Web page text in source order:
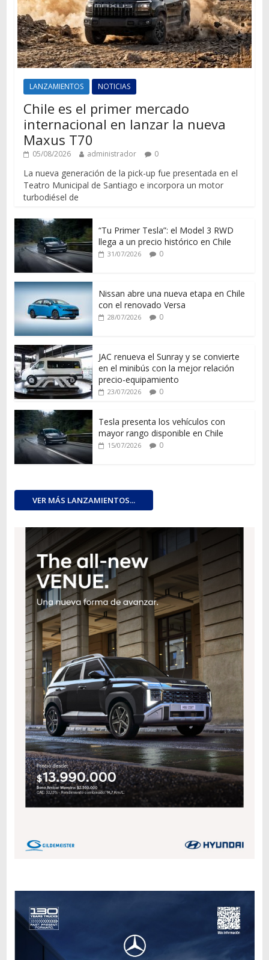
LANZAMIENTOS NOTICIAS
Chile es el primer mercado
internacional en lanzar la nueva
Maxus T70
05/08/2026 administrador 0
La nueva generación de la pick-up fue presentada en el
Teatro Municipal de Santiago e incorpora un motor
turbodiésel de
“Tu Primer Tesla”: el Model 3 RWD
llega a un precio histórico en Chile
31/07/2026 0
Nissan abre una nueva etapa en Chile
con el renovado Versa
28/07/2026 0
JAC renueva el Sunray y se convierte
en el minibús con la mejor relación
precio-equipamiento
23/07/2026 0
Tesla presenta los vehículos con
mayor rango disponible en Chile
15/07/2026 0
VER MÁS LANZAMIENTOS...